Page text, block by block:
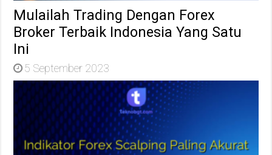
Mulailah Trading Dengan Forex
Broker Terbaik Indonesia Yang Satu
Ini
5 September 2023